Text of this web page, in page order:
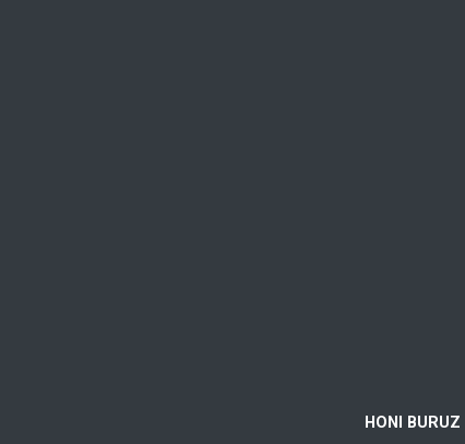
HONI BURUZ